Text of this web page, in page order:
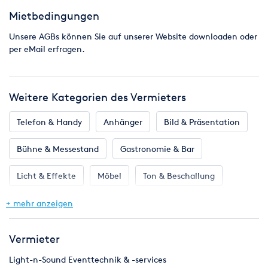
Bei uns leihen Sie alles von A wie Aschenbecher bis Z wie Zelt.
Mietbedingungen
Unsere AGBs können Sie auf unserer Website downloaden oder
per eMail erfragen.
Weitere Kategorien des Vermieters
Telefon & Handy Anhänger Bild & Präsentation
Bühne & Messestand Gastronomie & Bar
Licht & Effekte Möbel Ton & Beschallung
+ mehr anzeigen
Vermieter
Light-n-Sound Eventtechnik & -services